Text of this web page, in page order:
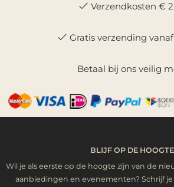
Verzendkosten €
Gratis verzending
Betaal bij ons veilig
BLIJF OP DE HOOGTE
Wil je als eerste op de hoogte zijn van de
aanbiedingen en evenementen? Schrijf